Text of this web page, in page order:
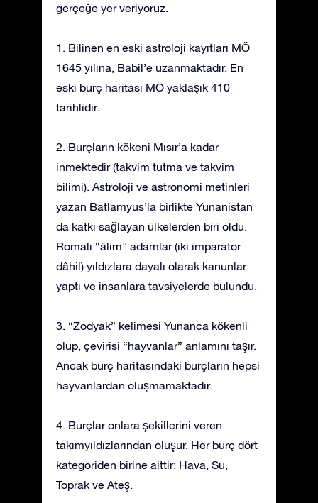
gerçeğe yer veriyoruz.
1. Bilinen en eski astroloji kayıtları MÖ
1645 yılına, Babil’e uzanmaktadır. En
eski burç haritası MÖ yaklaşık 410
tarihlidir.
2. Burçların kökeni Mısır’a kadar
inmektedir (takvim tutma ve takvim
bilimi). Astroloji ve astronomi metinleri
yazan Batlamyus’la birlikte Yunanistan
da katkı sağlayan ülkelerden biri oldu.
Romalı “âlim” adamlar (iki imparator
dâhil) yıldızlara dayalı olarak kanunlar
yaptı ve insanlara tavsiyelerde bulundu.
3. “Zodyak” kelimesi Yunanca kökenli
olup, çevirisi “hayvanlar” anlamını taşır.
Ancak burç haritasındaki burçların hepsi
hayvanlardan oluşmamaktadır.
4. Burçlar onlara şekillerini veren
takımyıldızlarından oluşur. Her burç dört
kategoriden birine aittir: Hava, Su,
Toprak ve Ateş.